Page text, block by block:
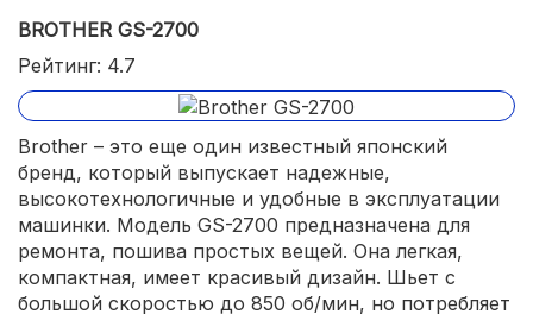
BROTHER GS-2700
Рейтинг: 4.7
Brother – это еще один известный японский
бренд, который выпускает надежные,
высокотехнологичные и удобные в эксплуатации
машинки. Модель GS-2700 предназначена для
ремонта, пошива простых вещей. Она легкая,
компактная, имеет красивый дизайн. Шьет с
большой скоростью до 850 об/мин, но потребляет